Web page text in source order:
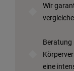
Wir
Beratung
eine